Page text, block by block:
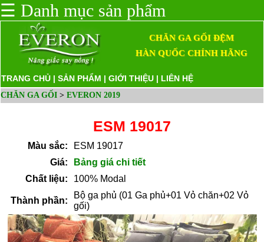
☰ Danh mục sản phẩm
CHĂN GA GỐI ĐỆM
HÀN QUỐC CHÍNH HÃNG
TRANG CHỦ | SẢN PHẨM | GIỚI THIỆU | LIÊN HỆ
CHĂN GA GỐI > EVERON 2019
ESM 19017
Màu sắc:
ESM 19017
Giá:
Bảng giá chi tiết
Chất liệu:
100% Modal
Thành phần:
Bộ ga phủ (01 Ga phủ+01 Vỏ chăn+02 Vỏ
gối)